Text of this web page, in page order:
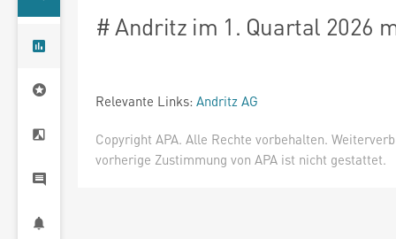
# Andritz im 1. Quartal 2026
Relevante Links: Andritz AG
Copyright APA. Alle Rechte vorbehalten.
vorherige Zustimmung von APA ist nicht gestattet.